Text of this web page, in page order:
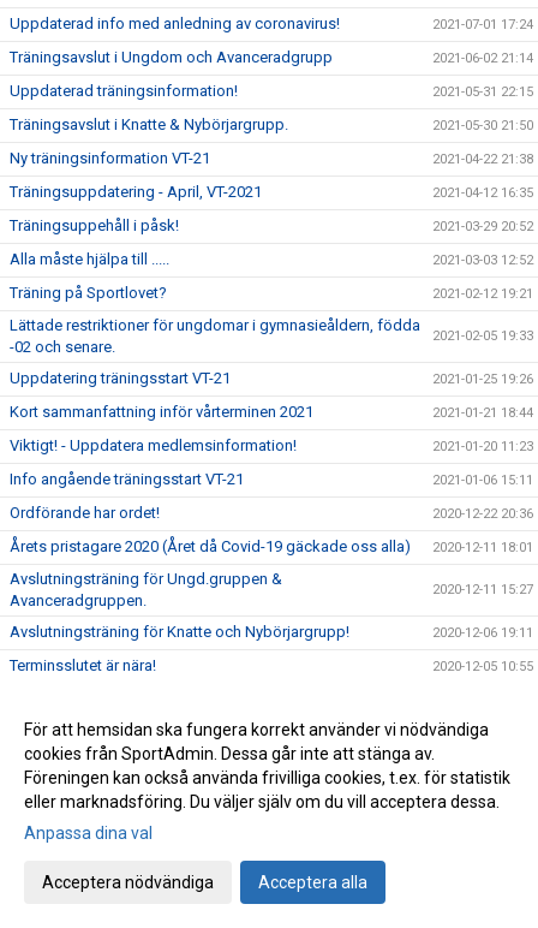
Uppdaterad info med anledning av coronavirus! 2021-07-01 17:24
Träningsavslut i Ungdom och Avanceradgrupp 2021-06-02 21:14
Uppdaterad träningsinformation! 2021-05-31 22:15
Träningsavslut i Knatte & Nybörjargrupp. 2021-05-30 21:50
Ny träningsinformation VT-21 2021-04-22 21:38
Träningsuppdatering - April, VT-2021 2021-04-12 16:35
Träningsuppehåll i påsk! 2021-03-29 20:52
Alla måste hjälpa till ..... 2021-03-03 12:52
Träning på Sportlovet? 2021-02-12 19:21
Lättade restriktioner för ungdomar i gymnasieåldern, födda
-02 och senare.
2021-02-05 19:33
Uppdatering träningsstart VT-21 2021-01-25 19:26
Kort sammanfattning inför vårterminen 2021 2021-01-21 18:44
Viktigt! - Uppdatera medlemsinformation! 2021-01-20 11:23
Info angående träningsstart VT-21 2021-01-06 15:11
Ordförande har ordet! 2020-12-22 20:36
Årets pristagare 2020 (Året då Covid-19 gäckade oss alla) 2020-12-11 18:01
Avslutningsträning för Ungd.gruppen &
Avanceradgruppen.
2020-12-11 15:27
Avslutningsträning för Knatte och Nybörjargrupp! 2020-12-06 19:11
Terminsslutet är nära! 2020-12-05 10:55
Ny uppdaterad info kring Covid-19 och vår träning HT-20! 2020-11-24 21:02
Ny info angående träning och träningstider! 2020-11-03 17:20
Uppdaterad info kring Covid-19 2020-10-31 12:32
Beslut om skärpta allmänna råd!
För att hemsidan ska fungera korrekt använder vi nödvändiga
cookies från SportAdmin. Dessa går inte att stänga av.
Föreningen kan också använda frivilliga cookies, t.ex. för statistik
eller marknadsföring. Du väljer själv om du vill acceptera dessa.
Anpassa dina val
Acceptera nödvändiga Acceptera alla